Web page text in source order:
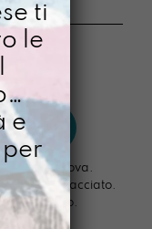
]
di Padova.
sempre tracciato.
ai 100 euro.
ti
le
e
per